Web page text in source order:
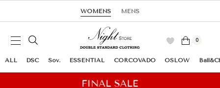
WOMENS MENS
0
ALL DSC Sov. ESSENTIAL CORCOVADO OSLOW